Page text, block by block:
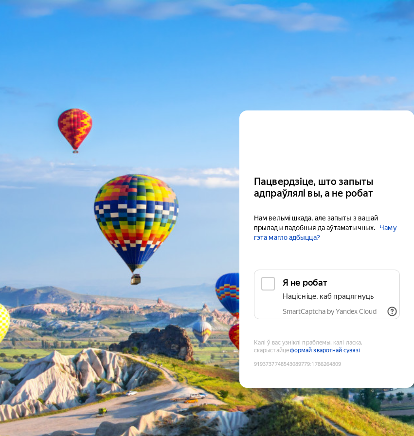
Пацвердзіце, што запыты
адпраўлялі вы, а не робат
Нам вельмі шкада, але запыты з вашай
прылады падобныя да аўтаматычных.
Чаму
гэта магло адбыцца?
Я не робат
Націсніце, каб працягнуць
SmartCaptcha by Yandex Cloud
Калі ў вас узніклі праблемы, калі ласка,
скарыстайцеформай зваротнай сувязі
9193737748543089779:1786264809